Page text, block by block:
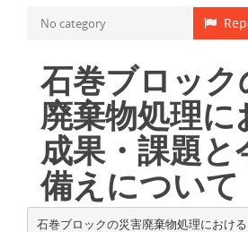
No category
石巻ブロック
廃棄物処理に
成果・課題と
備えについて
石巻ブロックの災害廃棄物処理における